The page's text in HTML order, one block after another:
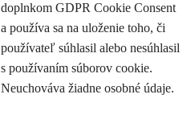
doplnkom GDPR Cookie Consent
a používa sa na uloženie toho, či
používateľ súhlasil alebo nesúhlasil
s používaním súborov cookie.
Neuchováva žiadne osobné údaje.